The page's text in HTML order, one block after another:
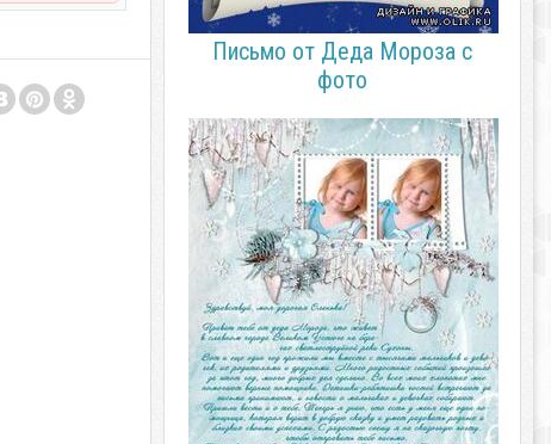
Письмо от Деда Мороза с
фото